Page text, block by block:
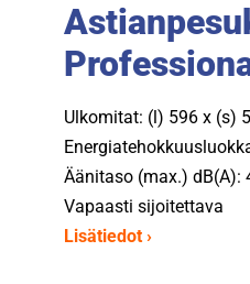
Ulkomitat: (l) 596 x (s)
Äänitaso (max.) dB(A):
Vapaasti sijoitettava
Lisätiedot ›